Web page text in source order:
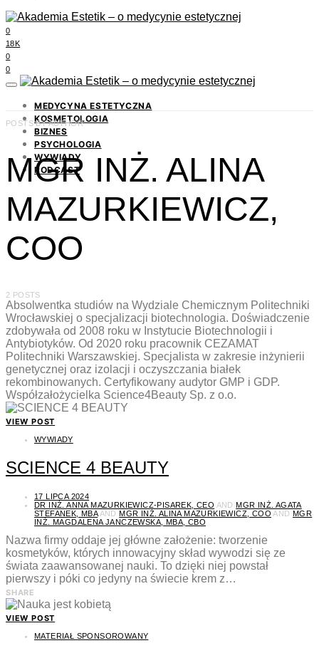
0
18K
0
0
MEDYCYNA ESTETYCZNA
KOSMETOLOGIA
BIZNES
PSYCHOLOGIA
WYWIADY
PODCAST
POSTS BY AUTHOR
MGR INŻ. ALINA
MAZURKIEWICZ,
COO
2 POSTS
Absolwentka studiów na Wydziale Chemicznym Politechniki
Wrocławskiej o specjalizacji biotechnologia. Doświadczenie
zdobywała od 2008 roku w Instytucie Biotechnologii i
Antybiotyków. Od 2020 roku pracownik CEZAMAT
Politechniki Warszawskiej. Specjalista w zakresie inżynierii
genetycznej oraz izolacji i oczyszczania białek
rekombinowanych. Certyfikowany audytor GMP i GDP.
Współzałożycielka Science4Beauty Sp. z o.o.
VIEW POST
WYWIADY
SCIENCE 4 BEAUTY
17 LIPCA 2024
DR INŻ. ANNA MAZURKIEWICZ-PISAREK, CEO AND MGR INŻ. AGATA
STEFANEK, MBAAND MGR INŻ. ALINA MAZURKIEWICZ, COO AND MGR
INŻ. MAGDALENA JANCZEWSKA, MBA, CBO
Nazwa firmy oddaje jej główne założenie: tworzenie
kosmetyków, których innowacyjny skład wywodzi się ze
świata zaawansowanej nauki. To dzięki niej powstał
pierwszy i póki co jedyny na świecie krem z…
SHARE
VIEW POST
MATERIAŁ SPONSOROWANY